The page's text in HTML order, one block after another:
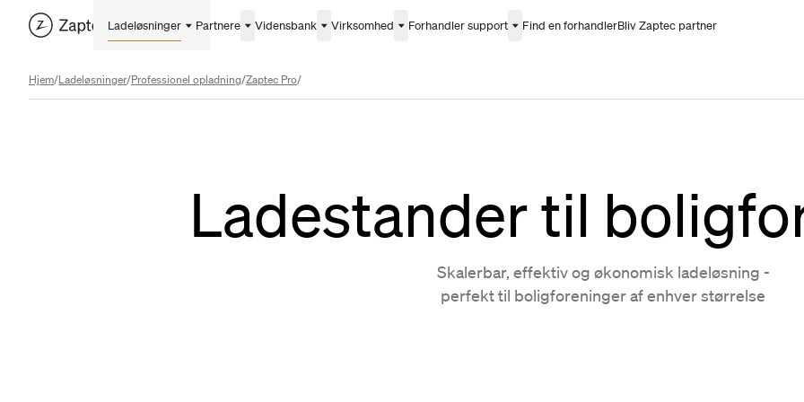
Ladeløsninger Partnere Vidensbank Virksomhed Forhandler support Find en forhandlerBliv Zaptec partner
Hjem/Ladeløsninger/Professionel opladning/Zaptec Pro/
Ladestander til
Skalerbar, effektiv og økonomisk ladeløsning -
perfekt til boligforeninger af enhver størrelse